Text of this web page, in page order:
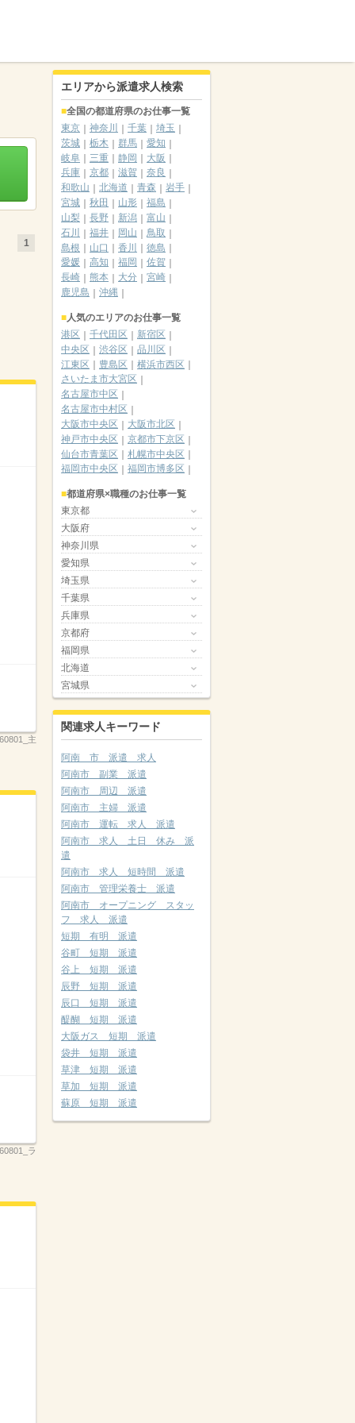
1
主
ラ
エリアから派遣求人検索
全国の都道府県のお仕事一覧
東京
神奈川 千葉
埼玉
茨城
栃木 群馬
愛知
岐阜
三重 静岡
大阪
兵庫
京都 滋賀
奈良
和歌山
北海道 青森
岩手
宮城
秋田 山形
福島
山梨
長野 新潟
富山
石川
福井 岡山
鳥取
島根
山口 香川
徳島
愛媛
高知 福岡
佐賀
長崎
熊本 大分
宮崎
鹿児島
沖縄
人気のエリアのお仕事一覧
港区
千代田区
新宿区
中央区
渋谷区
品川区
江東区
豊島区
横浜市西区
さいたま市大宮区
名古屋市中区
名古屋市中村区
大阪市中央区
大阪市北区
神戸市中央区
京都市下京区
仙台市青葉区
札幌市中央区
福岡市中央区
福岡市博多区
都道府県×職種のお仕事一覧
東京都
大阪府
神奈川県
愛知県
埼玉県
千葉県
兵庫県
京都府
福岡県
北海道
宮城県
関連求人キーワード
阿南 市 派遣 求人
阿南市 副業 派遣
阿南市 周辺 派遣
阿南市 主婦 派遣
阿南市 運転 求人 派遣
阿南市 求人 土日 休み 派
遣
阿南市 求人 短時間 派遣
阿南市 管理栄養士 派遣
阿南市 オープニング スタッ
フ 求人 派遣
短期 有明 派遣
谷町 短期 派遣
谷上 短期 派遣
辰野 短期 派遣
辰口 短期 派遣
醍醐 短期 派遣
大阪ガス 短期 派遣
袋井 短期 派遣
草津 短期 派遣
草加 短期 派遣
蘇原 短期 派遣